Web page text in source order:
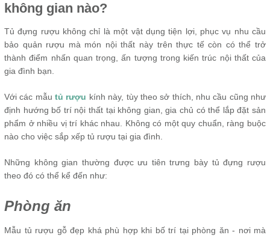
không gian nào?
Tủ đựng rượu không chỉ là một vật dụng tiện lợi, phục vụ nhu cầu
bảo quản rượu mà món nội thất này trên thực tế còn có thể trở
thành điểm nhấn quan trọng, ấn tượng trong kiến trúc nội thất của
gia đình bạn.
Với các mẫutủ rượu kính này, tùy theo sở thích, nhu cầu cũng như
định hướng bố trí nội thất tại không gian, gia chủ có thể lắp đặt sản
phẩm ở nhiều vị trí khác nhau. Không có một quy chuẩn, ràng buộc
nào cho việc sắp xếp tủ rượu tại gia đình.
Những không gian thường được ưu tiên trưng bày tủ đựng rượu
theo đó có thể kể đến như:
Phòng ăn
Mẫu tủ rượu gỗ đẹp khá phù hợp khi bố trí tại phòng ăn - nơi mà